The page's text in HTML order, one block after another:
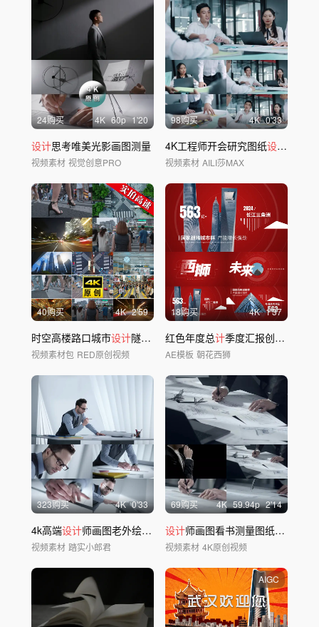
24购买 4K 60p 1'20
设计思考唯美光影画图测量
视频素材 视觉创意PRO
98购买 4K 0'33
4K工程师开会研究图纸设计
视频素材 AILI莎MAX
40购买 4K 2'59
时空高楼路口城市设计隧道风景快剪穿越时钟
视频素材包 RED原创视频
18购买 4K 1'37
红色年度总计季度汇报创意
AE模板 朝花西狮
323购买 4K 0'33
4k高端设计师画图老外绘画 设计稿图纸
视频素材 踏实小郎君
69购买 4K 59.94p 2'14
设计师画图看书测量图纸空间
视频素材 4K原创视频
AIGC